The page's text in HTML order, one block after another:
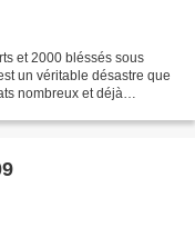
et 2000 bléssés sous
un véritable désastre que
nombreux et déjà